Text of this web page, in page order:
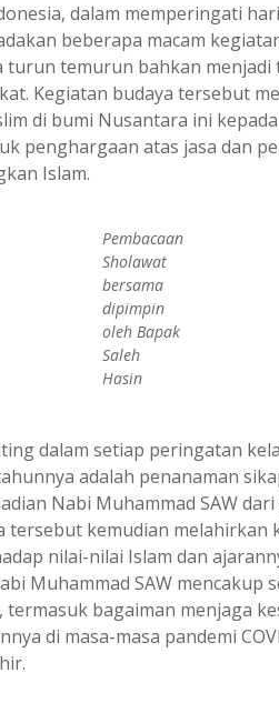
dalam memperingati
beberapa macam
turun temurun bahkan menjadi
Kegiatan budaya tersebut
di bumi Nusantara ini
penghargaan atas jasa dan
Islam.
Pembacaan
Sholawat
bersama
dipimpin
oleh Bapak
Saleh
Hasin
dalam setiap peringatan
adalah penanaman
Nabi Muhammad SAW
tersebut kemudian melahirkan
nilai-nilai Islam dan
Muhammad SAW mencakup
termasuk bagaiman menjaga
di masa-masa pandemi